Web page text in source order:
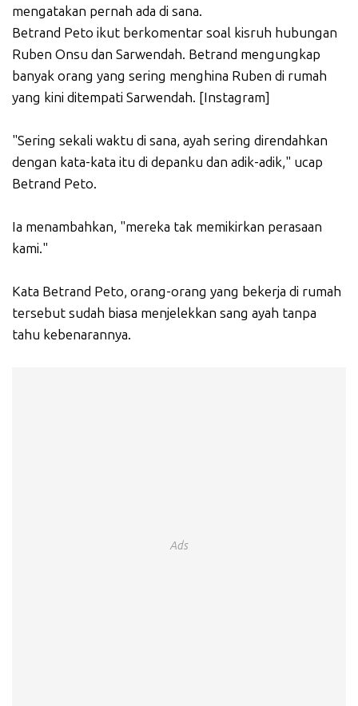
mengatakan pernah ada di sana.
Betrand Peto ikut berkomentar soal kisruh hubungan
Ruben Onsu dan Sarwendah. Betrand mengungkap
banyak orang yang sering menghina Ruben di rumah
yang kini ditempati Sarwendah. [Instagram]
"Sering sekali waktu di sana, ayah sering direndahkan
dengan kata-kata itu di depanku dan adik-adik," ucap
Betrand Peto.
Ia menambahkan, "mereka tak memikirkan perasaan
kami."
Kata Betrand Peto, orang-orang yang bekerja di rumah
tersebut sudah biasa menjelekkan sang ayah tanpa
tahu kebenarannya.
Ads